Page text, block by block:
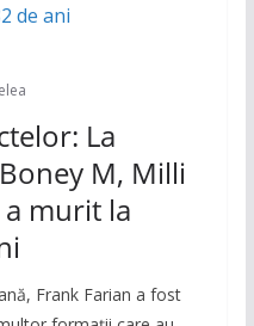
La
M, Milli
murit la
Frank Farian a fost